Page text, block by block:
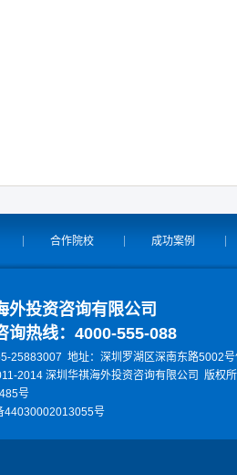
合作院校 成功案例
外投资咨询有限公司
询热线：4000-555-088
25883007 地址：深圳罗湖区深南东路5002
2014 深圳华祺海外投资咨询有限公司 版权
号
44030002013055号